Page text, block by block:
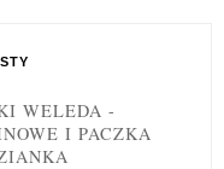
WELEDA -
I PACZKA